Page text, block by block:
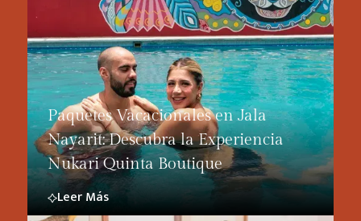
Paquetes Vacacionales en Jala
Nayarit: Descubra la Experiencia
Nukari Quinta Boutique
Leer Más